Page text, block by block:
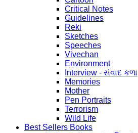
Critical Notes
Guidelines
Reki
Sketches
Speeches
Vivechan
Environment
Interview - સંવાદ કળા
Memories
Mother
Pen Portraits
Terrorism
Wild Life
Best Sellers Books